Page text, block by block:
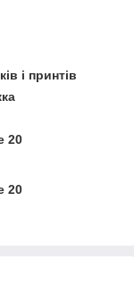
і принтів
20
20